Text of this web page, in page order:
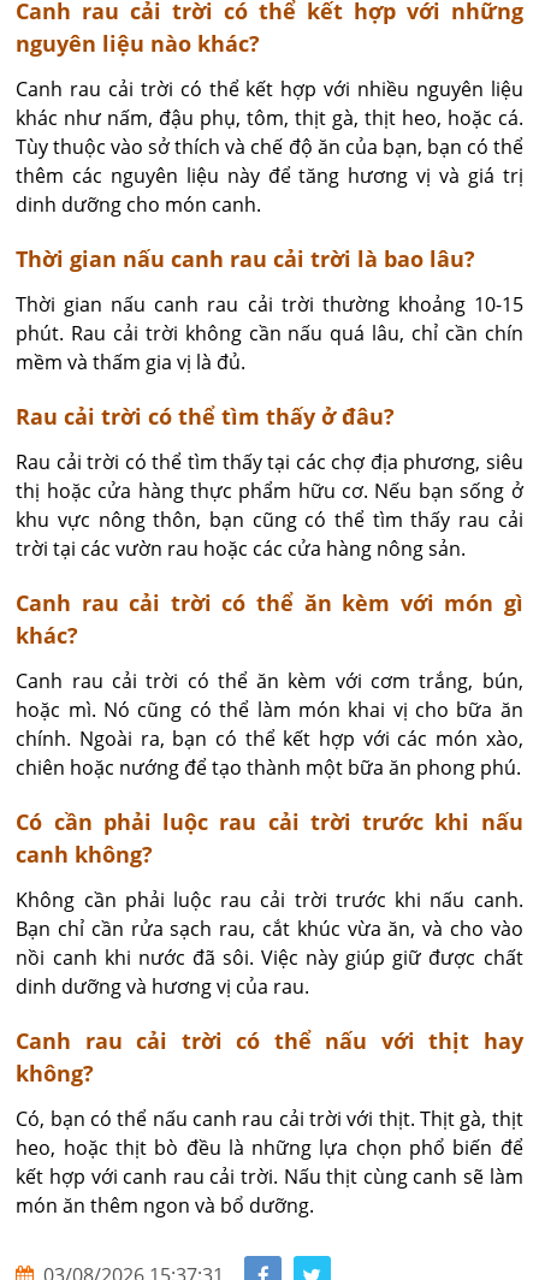
Canh rau cải trời có thể kết hợp với những
nguyên liệu nào khác?
Canh rau cải trời có thể kết hợp với nhiều nguyên liệu
khác như nấm, đậu phụ, tôm, thịt gà, thịt heo, hoặc cá.
Tùy thuộc vào sở thích và chế độ ăn của bạn, bạn có thể
thêm các nguyên liệu này để tăng hương vị và giá trị
dinh dưỡng cho món canh.
Thời gian nấu canh rau cải trời là bao lâu?
Thời gian nấu canh rau cải trời thường khoảng 10-15
phút. Rau cải trời không cần nấu quá lâu, chỉ cần chín
mềm và thấm gia vị là đủ.
Rau cải trời có thể tìm thấy ở đâu?
Rau cải trời có thể tìm thấy tại các chợ địa phương, siêu
thị hoặc cửa hàng thực phẩm hữu cơ. Nếu bạn sống ở
khu vực nông thôn, bạn cũng có thể tìm thấy rau cải
trời tại các vườn rau hoặc các cửa hàng nông sản.
Canh rau cải trời có thể ăn kèm với món gì
khác?
Canh rau cải trời có thể ăn kèm với cơm trắng, bún,
hoặc mì. Nó cũng có thể làm món khai vị cho bữa ăn
chính. Ngoài ra, bạn có thể kết hợp với các món xào,
chiên hoặc nướng để tạo thành một bữa ăn phong phú.
Có cần phải luộc rau cải trời trước khi nấu
canh không?
Không cần phải luộc rau cải trời trước khi nấu canh.
Bạn chỉ cần rửa sạch rau, cắt khúc vừa ăn, và cho vào
nồi canh khi nước đã sôi. Việc này giúp giữ được chất
dinh dưỡng và hương vị của rau.
Canh rau cải trời có thể nấu với thịt hay
không?
Có, bạn có thể nấu canh rau cải trời với thịt. Thịt gà, thịt
heo, hoặc thịt bò đều là những lựa chọn phổ biến để
kết hợp với canh rau cải trời. Nấu thịt cùng canh sẽ làm
món ăn thêm ngon và bổ dưỡng.